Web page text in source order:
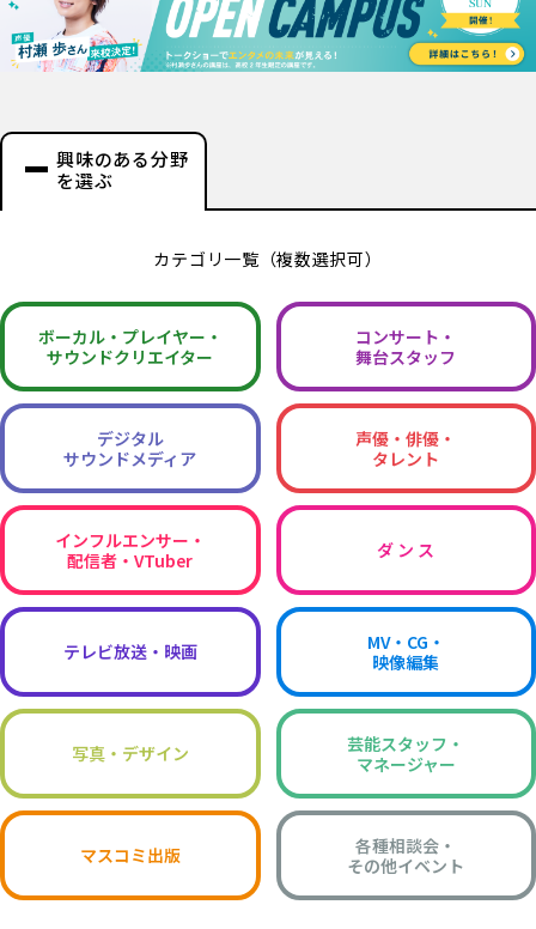
興味のある分野
を選ぶ
カテゴリ一覧（複数選択可）
ボーカル・ プレイヤー・
サウンドクリエイター
コンサート・
舞台スタッフ
デジタル
サウンドメディア
声優・俳優・
タレント
インフルエンサー・
配信者・VTuber
ダ ン ス
テレビ放送・映画
MV・CG・
映像編集
写真・デザイン
芸能スタッフ・
マネージャー
マスコミ出版
各種相談会・
その他イベント